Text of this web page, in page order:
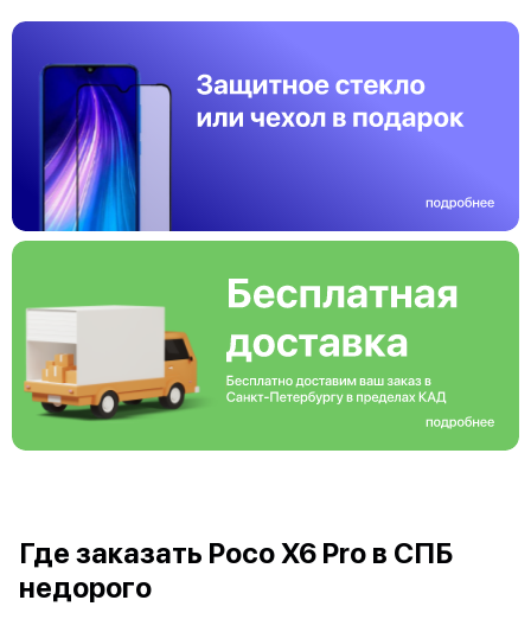
Где заказать Poco X6 Pro в СПБ
недорого